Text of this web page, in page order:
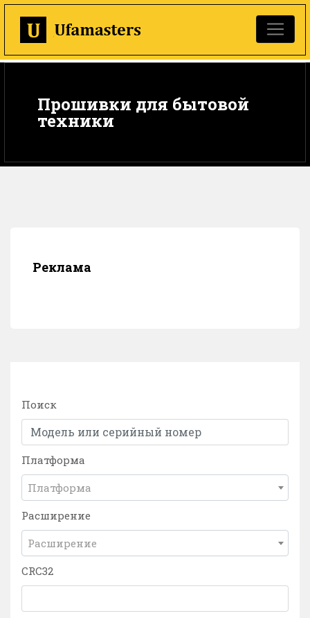
Прошивки для бытовой
техники
Реклама
Поиск
Платформа
Платформа
Расширение
Расширение
CRC32